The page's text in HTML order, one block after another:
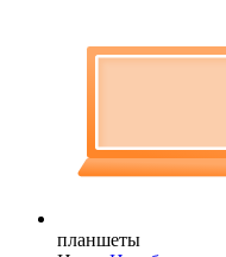
планшеты